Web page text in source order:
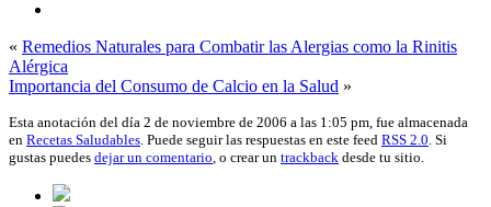
« Remedios Naturales para Combatir las Alergias como la Rinitis
Alérgica
Importancia del Consumo de Calcio en la Salud »
Esta anotación del día 2 de noviembre de 2006 a las 1:05 pm, fue almacenada
en Recetas Saludables . Puede seguir las respuestas en este feed RSS 2.0 . Si
gustas puedes dejar un comentario , o crear un trackback desde tu sitio.